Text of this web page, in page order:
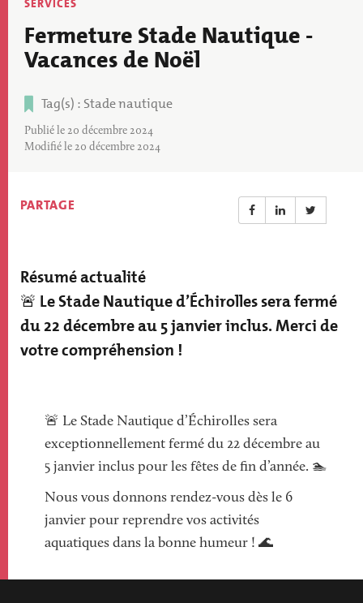
actu
SERVICES
Fermeture Stade Nautique -
Vacances de Noël
Tag(s) Tags
Stade nautique
Publié le 20 décembre 2024
Modifié le 20 décembre 2024
PARTAGE
Résumé
actualité
Résumé actualité
🚨 Le Stade Nautique d’Échirolles sera fermé
du 22 décembre au 5 janvier inclus. Merci de
votre compréhension !
🚨 Le Stade Nautique d’Échirolles sera
exceptionnellement fermé du 22 décembre au
5 janvier inclus pour les fêtes de fin d’année. 🏊
Nous vous donnons rendez-vous dès le 6
janvier pour reprendre vos activités
aquatiques dans la bonne humeur ! 🌊